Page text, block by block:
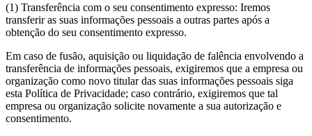
(1) Transferência com o seu consentimento expresso: Iremos
transferir as suas informações pessoais a outras partes após a
obtenção do seu consentimento expresso.
Em caso de fusão, aquisição ou liquidação de falência envolvendo a
transferência de informações pessoais, exigiremos que a empresa ou
organização como novo titular das suas informações pessoais siga
esta Política de Privacidade; caso contrário, exigiremos que tal
empresa ou organização solicite novamente a sua autorização e
consentimento.